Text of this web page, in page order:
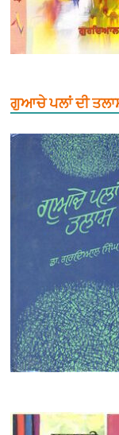
ਗੁਆਚੇ ਪਲਾਂ ਦੀ